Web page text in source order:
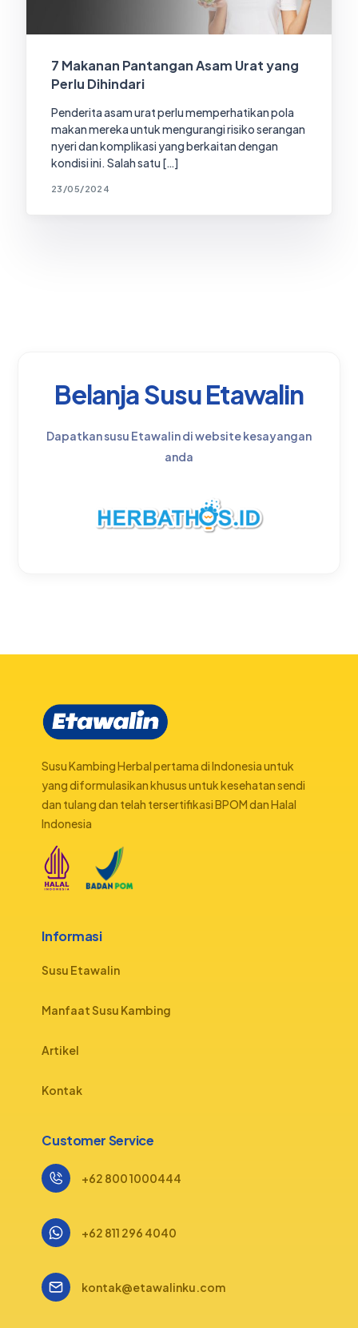
7 Makanan Pantangan Asam Urat yang
Perlu Dihindari
Penderita asam urat perlu memperhatikan pola
makan mereka untuk mengurangi risiko serangan
nyeri dan komplikasi yang berkaitan dengan
kondisi ini. Salah satu […]
23/05/2024
Belanja Susu Etawalin
Dapatkan susu Etawalin di website kesayangan
anda
Susu Kambing Herbal pertama di Indonesia untuk
yang diformulasikan khusus untuk kesehatan sendi
dan tulang dan telah tersertifikasi BPOM dan Halal
Indonesia
Informasi
Susu Etawalin
Manfaat Susu Kambing
Artikel
Kontak
Customer Service
+62 800 1000444
+62 811 296 4040
kontak@etawalinku.com